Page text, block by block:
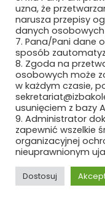
MOJ S.A.
MOJ S.A.
MOTIVIZER
MOTO SOLID
MT-
MTB
MY-SOFT SP.
NASYCALNIA
uzna, że
narusza przepisy
danych osobowych
7. Pana/Pani dane
sposób
8. Zgoda na
osobowych może
w każdym czasie,
usunięciem z bazy
9. Administrator
zapewnić wszelkie
organizacyjnej
nieuprawnionym
Dostosuj